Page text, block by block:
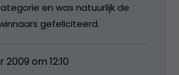
en was natuurlijk de
gefeliciteerd.
om 12:10